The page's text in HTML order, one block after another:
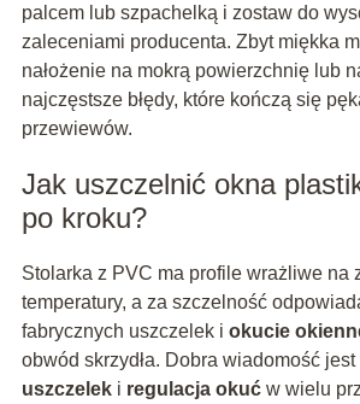
palcem lub szpachelką i zostaw do
zaleceniami producenta. Zbyt miękka
nałożenie na mokrą powierzchnię lub
najczęstsze błędy, które kończą się
przewiewów.
Jak uszczelnić okna
po kroku?
Stolarka z PVC ma profile wrażliwe na
temperatury, a za szczelność
fabrycznych uszczelek i okucie
obwód skrzydła. Dobra wiadomość jest
uszczeleki regulacja okućw wielu